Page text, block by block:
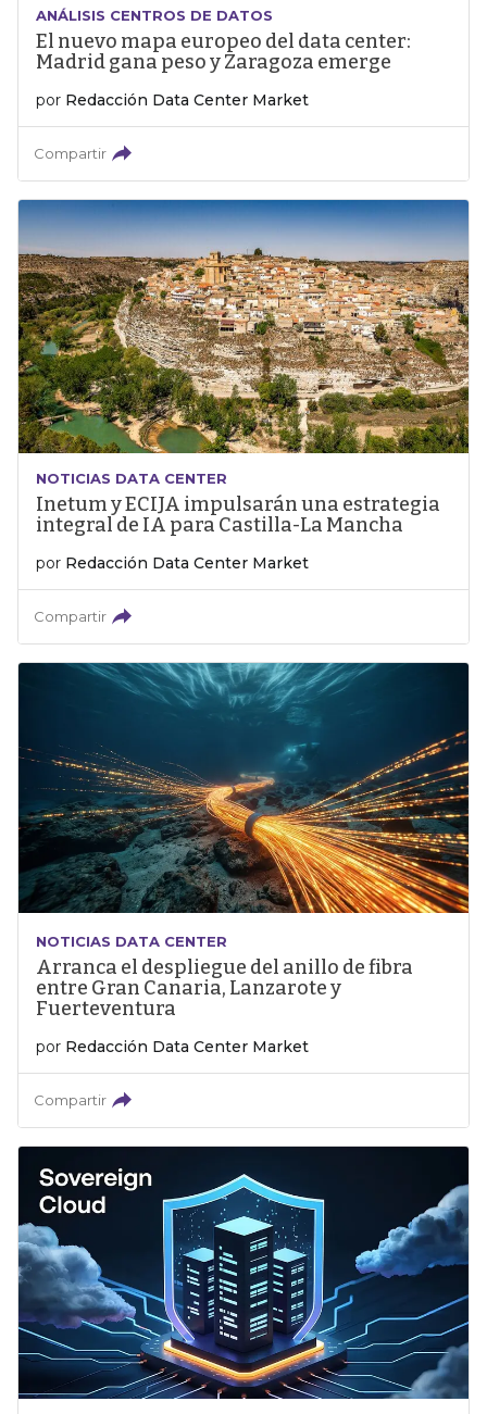
ANÁLISIS CENTROS DE DATOS
El nuevo mapa europeo del data center:
Madrid gana peso y Zaragoza emerge
por Redacción Data Center Market
Compartir
NOTICIAS DATA CENTER
Inetum y ECIJA impulsarán una estrategia
integral de IA para Castilla-La Mancha
por Redacción Data Center Market
Compartir
NOTICIAS DATA CENTER
Arranca el despliegue del anillo de fibra
entre Gran Canaria, Lanzarote y
Fuerteventura
por Redacción Data Center Market
Compartir